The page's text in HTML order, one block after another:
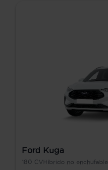
Ford Kuga
180 CV Híbrido no enchufable